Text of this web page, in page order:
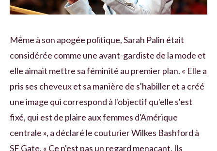
Même à son apogée politique, Sarah Palin était
considérée comme une avant-gardiste de la mode et
elle aimait mettre sa féminité au premier plan. « Elle a
pris ses cheveux et sa manière de s'habiller et a créé
une image qui correspond à l'objectif qu'elle s'est
fixé, qui est de plaire aux femmes d'Amérique
centrale », a déclaré le couturier Wilkes Bashford à
SF Gate. « Ce n'est pas un regard menaçant. Ils